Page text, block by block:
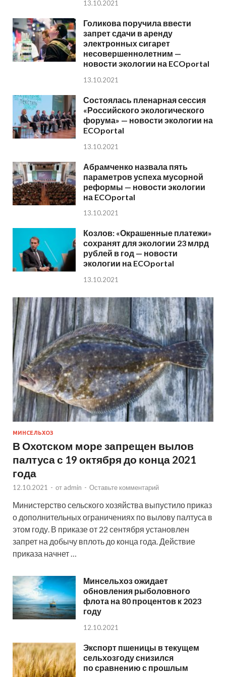
13.10.2021
Голикова поручила ввести
запрет сдачи в аренду
электронных сигарет
несовершеннолетним —
новости экологии на ECOportal
13.10.2021
Состоялась пленарная сессия
«Российского экологического
форума» — новости экологии на
ECOportal
13.10.2021
Абрамченко назвала пять
параметров успеха мусорной
реформы — новости экологии
на ECOportal
13.10.2021
Козлов: «Окрашенные платежи»
сохранят для экологии 23 млрд
рублей в год — новости
экологии на ECOportal
13.10.2021
МИНСЕЛЬХОЗ
В Охотском море запрещен вылов
палтуса с 19 октября до конца 2021
года
12.10.2021 - от admin - Оставьте комментарий
Министерство сельского хозяйства выпустило приказ
о дополнительных ограничениях по вылову палтуса в
этом году. В приказе от 22 сентября установлен
запрет на добычу вплоть до конца года. Действие
приказа начнет …
Минсельхоз ожидает
обновления рыболовного
флота на 80 процентов к 2023
году
12.10.2021
Экспорт пшеницы в текущем
сельхозгоду снизился
по сравнению с прошлым